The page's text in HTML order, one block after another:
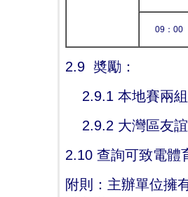
09：00
2.9 奬勵：
2.9.1 本地賽兩組
2.9.2 大灣區友誼
2.10 查詢可致電體
附則：主辦單位擁